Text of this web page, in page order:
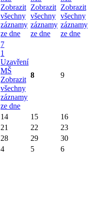
Zobrazit
všechny
záznamy
ze dne
Zobrazit
všechny
záznamy
ze dne
Zobrazit
všechny
záznamy
ze dne
7
1
Uzavření
MŠ
Zobrazit
všechny
záznamy
ze dne
8 9
14 15
16
21 22
23
28 29
30
4 5 6